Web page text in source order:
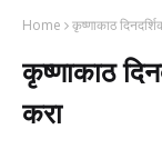
Home कृष्णाकाठ
कृष्णाकाठ
करा